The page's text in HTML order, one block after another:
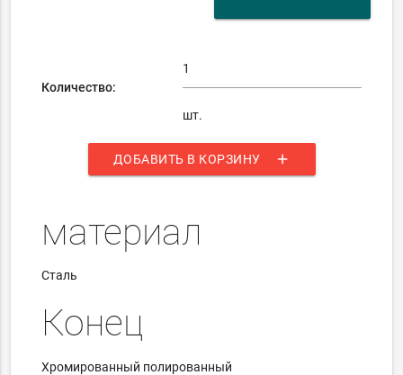
Количество:
шт.
ДОБАВИТЬ В КОРЗИНУ add
материал
Сталь
Конец
Хромированный полированный